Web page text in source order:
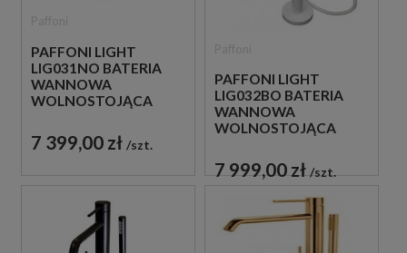
PAFFONI LIGHT
LIG031NO BATERIA
WANNOWA
WOLNOSTOJĄCA
7 399,00 zł szt.
PAFFONI LIGHT
LIG032BO BATERIA
WANNOWA
WOLNOSTOJĄCA
7 999,00 zł szt.